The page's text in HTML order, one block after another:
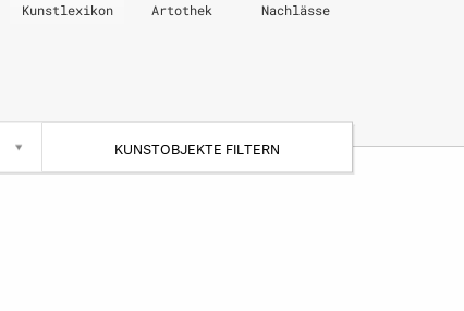
Nachlässe
Artothek
Kunstlexikon